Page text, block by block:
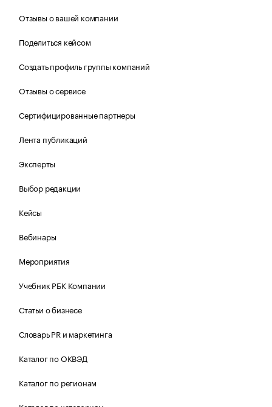
Отзывы о вашей компании
Поделиться кейсом
Создать профиль группы компаний
Отзывы о сервисе
Сертифицированные партнеры
Лента публикаций
Эксперты
Выбор редакции
Кейсы
Вебинары
Мероприятия
Учебник РБК Компании
Статьи о бизнесе
Словарь PR и маркетинга
Каталог по ОКВЭД
Каталог по регионам